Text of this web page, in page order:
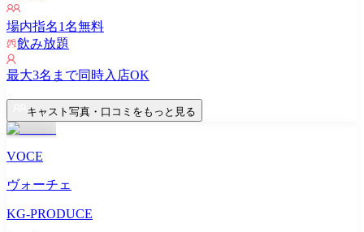
場内指名1名無料
飲み放題
最大3名まで同時入店OK
キャスト写真・口コミをもっと見る
VOCE
ヴォーチェ
KG-PRODUCE